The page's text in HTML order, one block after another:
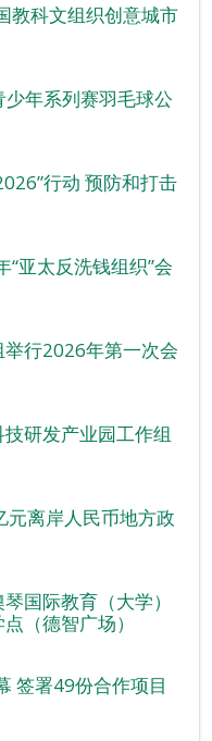
教科文组织创意城市
少年系列赛羽毛球公
行动 预防和打击
亚太反洗钱组织”会
行2026年第一次会
研发产业园工作组
离岸人民币地方政
国际教育（大学）
（德智广场）
签署49份合作项目